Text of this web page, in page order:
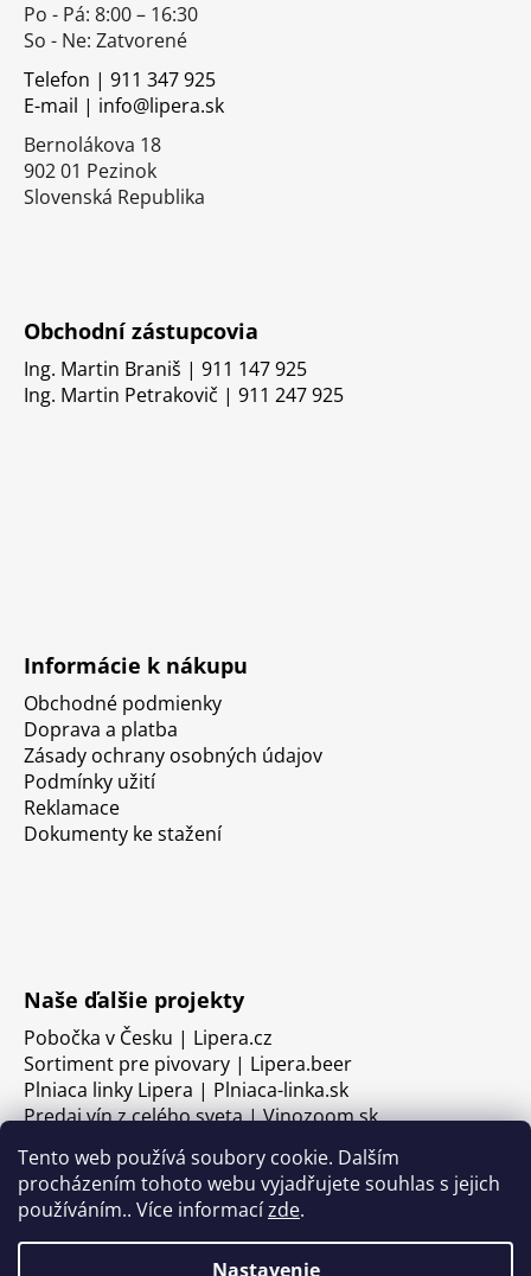
Tento web používá soubory cookie. Dalším
procházením tohoto webu vyjadřujete souhlas s jejich
používáním.. Více informacízde.
Nastavenie
Po - Pá: 8:00 – 16:30
So - Ne: Zatvorené
Telefon | 911 347 925
E-mail | info@lipera.sk
Bernolákova 18
902 01 Pezinok
Slovenská Republika
Obchodní zástupcovia
Ing. Martin Braniš | 911 147 925
Ing. Martin Petrakovič | 911 247 925
Informácie k nákupu
Obchodné podmienky
Doprava a platba
Zásady ochrany osobných údajov
Podmínky užití
Reklamace
Dokumenty ke stažení
Naše ďalšie projekty
Pobočka v Česku | Lipera.cz
Sortiment pre pivovary | Lipera.beer
Plniaca linky Lipera | Plniaca-linka.sk
Predaj vín z celého sveta | Vinozoom.sk